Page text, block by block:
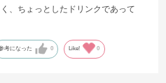
、ちょっとしたドリンクであって
考になった 0 Like! 0